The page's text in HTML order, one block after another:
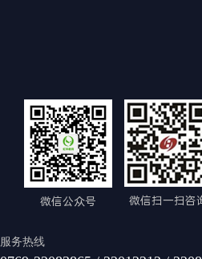
微信公众号 微信扫一扫咨
服务热线